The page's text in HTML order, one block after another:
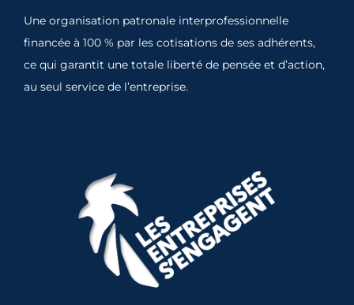
Une organisation patronale interprofessionnelle
financée à 100 % par les cotisations de ses adhérents,
ce qui garantit une totale liberté de pensée et d’action,
au seul service de l’entreprise.